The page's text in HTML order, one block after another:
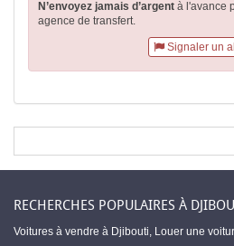
N’envoyez jamais d’argent à l'avance
agence de transfert.
Signaler un
RECHERCHES POPULAIRES À
Voitures à vendre à Djibouti, Louer une